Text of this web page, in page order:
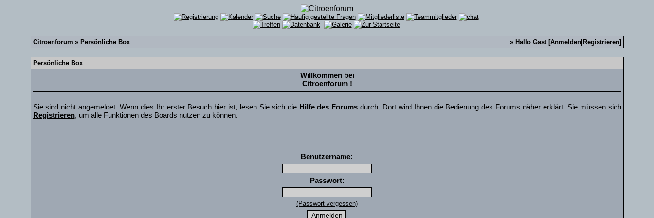
Citroenforum » Persönliche Box » Hallo Gast [Anmelden| Registrieren]
Persönliche Box
Willkommen bei
Citroenforum !
Sie sind nicht angemeldet. Wenn dies Ihr erster Besuch hier ist, lesen Sie sich die Hilfe des Forums durch. Dort wird Ihnen die Bedienung des Forums näher erklärt. Sie müssen sich
Registrieren, um alle Funktionen des Boards nutzen zu können.
Benutzername:
Passwort:
(Passwort vergessen)